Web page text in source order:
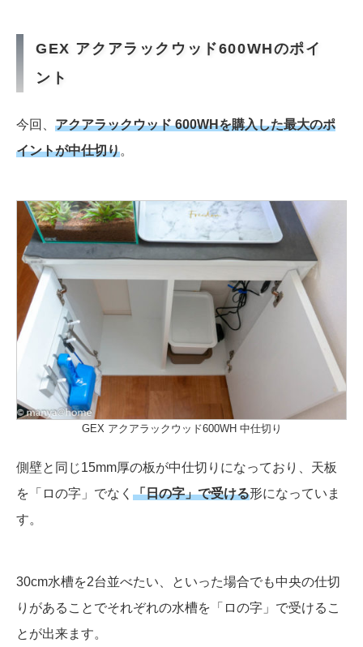
GEX アクアラックウッド600WHのポイ
ント
今回、 アクアラックウッド 600WHを購入した最大のポ
イントが中仕切り。
GEX アクアラックウッド600WH 中仕切り
側壁と同じ15mm厚の板が中仕切りになっており、天板
を「ロの字」でなく 「日の字」で受ける形になっていま
す。
30cm水槽を2台並べたい、といった場合でも中央の仕切
りがあることでそれぞれの水槽を「ロの字」で受けるこ
とが出来ます。